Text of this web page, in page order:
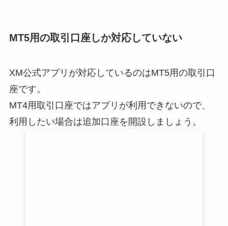
MT5用の取引口座しか対応していない
XM公式アプリが対応しているのはMT5用の取引口
座です。
MT4用取引口座ではアプリが利用できないので、
利用したい場合は追加口座を開設しましょう。